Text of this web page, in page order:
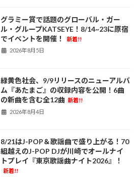
グラミー賞で話題のグローバル・ガー
ル・グループKATSEYE！8/14~23に原宿
でイベントを開催！
新着!!
2026年8月5日
緑黄色社会、9/9リリースのニューアルバ
ム『あたまご』の収録内容を公開！6曲
の新曲を含む全12曲 新着!!
2026年8月4日
8/21はJ-POP＆歌謡曲で盛り上がる！70
組越えのJ-POP DJが川崎でオールナイ
トプレイ『東京歌謡曲ナイト2026』！
新着!!